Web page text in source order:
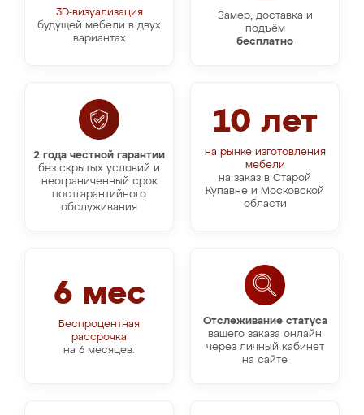
3D-визуализация
будущей мебели в двух
вариантах
Замер, доставка и
подъём
бесплатно
10 лет
на рынке изготовления
мебели
на заказ в Старой
Купавне и Московской
области
2 года честной гарантии
без скрытых условий и
неограниченный срок
постгарантийного
обслуживания
Отслеживание статуса
вашего заказа онлайн
через личный кабинет
на сайте
6 мес
Беспроцентная
рассрочка
на 6 месяцев.